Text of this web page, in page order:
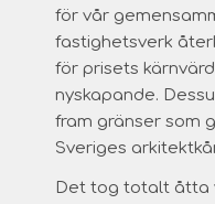
för vår
fastighetsverk
för prisets
nyskapande.
fram gränser som
Sveriges
Det tog totalt åtta